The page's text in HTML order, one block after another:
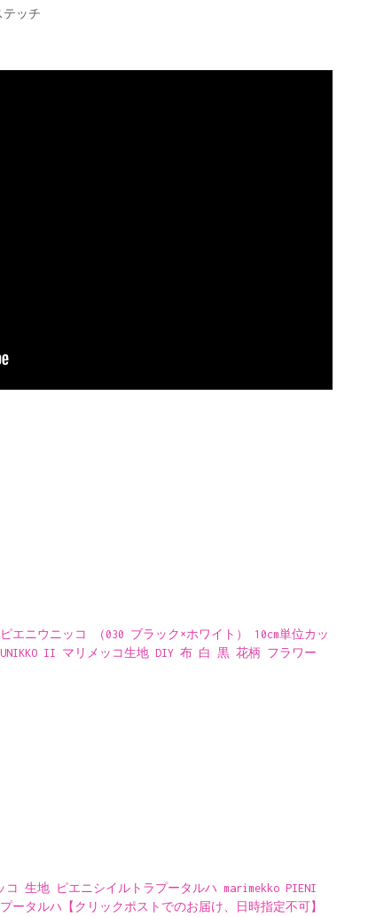
テッチ
エニウニッコ （030 ブラック×ホワイト） 10cm単位カッ
II マリメッコ生地 DIY 布 白 黒 花柄 フラワー
コ 生地 ピエニシイルトラプータルハ marimekko PIENI
プータルハ【クリックポストでのお届け、日時指定不可】